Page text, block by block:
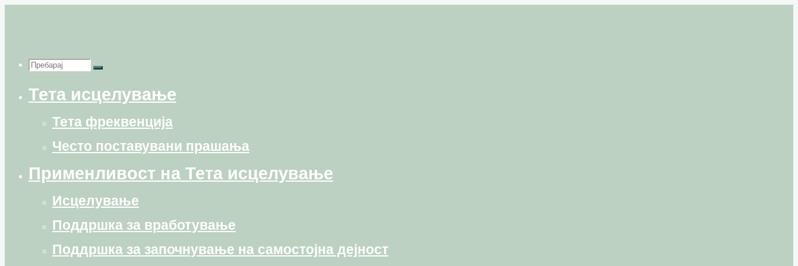
Пребарај
Пребарај
for:
Пребарај
Тета исцелување
Тета фреквенција
Често поставувани прашања
Применливост на Тета исцелување
Исцелување
Поддршка за вработување
Поддршка за започнување на самостојна дејност